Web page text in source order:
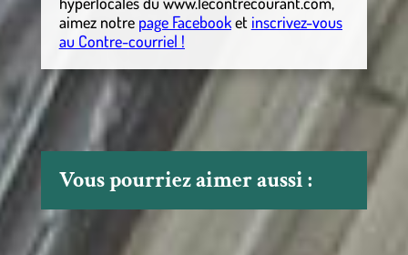
aimez notre page Facebooket inscrivez-vous
au Contre-courriel !
Vous pourriez aimer aussi :